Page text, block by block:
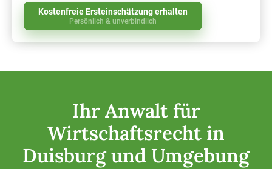
Kostenfreie Ersteinschätzung erhalten
Persönlich & unverbindlich
Ihr Anwalt für
Wirtschaftsrecht in
Duisburg und Umgebung